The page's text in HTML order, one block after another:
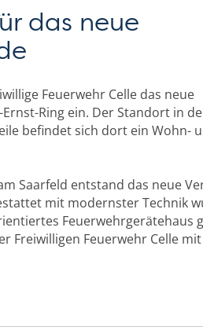
das neue
Feuerwehr Celle das neue
Ring ein. Der Standort in
befindet sich dort ein Wohn-
Saarfeld entstand das neue
mit modernster Technik
Feuerwehrgerätehaus
Freiwilligen Feuerwehr Celle